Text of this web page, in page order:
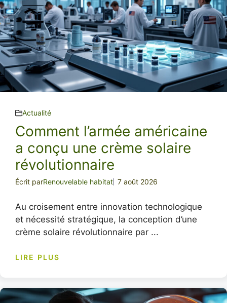
Actualité
Comment l’armée américaine
a conçu une crème solaire
révolutionnaire
Écrit parRenouvelable habitat 7 août 2026
Au croisement entre innovation technologique
et nécessité stratégique, la conception d’une
crème solaire révolutionnaire par ...
LIRE PLUS